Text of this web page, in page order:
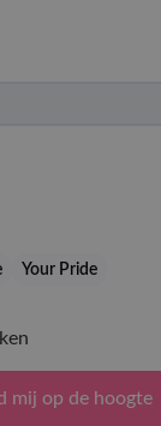
Your Pride
mij op de hoogte